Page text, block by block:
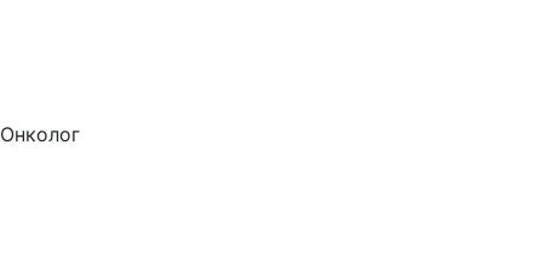
Онколог